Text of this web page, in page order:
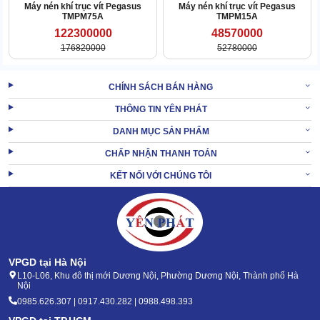
Máy nén khí trục vít SA-132A sử dụng bộ điều khiển AIMS với khả
năng quản lý thông tin tự động siêu đỉnh.
Máy nén khí trục vít Pegasus
TMPM75A
122300000
176820000
Máy nén khí trục vít Pegasus
TMPM15A
48570000
52780000
CHÍNH SÁCH BÁN HÀNG
THÔNG TIN YÊN PHÁT
DANH MỤC SẢN PHẨM
CHẤP NHẬN THANH TOÁN
KẾT NỐI VỚI CHÚNG TÔI
VPGD tại Hà Nội
L10-L06, Khu đô thị mới Dương Nội, Phường Dương Nội, Thành phố Hà
Nội
0985.626.307 | 0917.430.282 | 0988.498.393